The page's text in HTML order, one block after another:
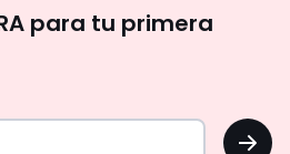
te
tu
para tu primera
OK